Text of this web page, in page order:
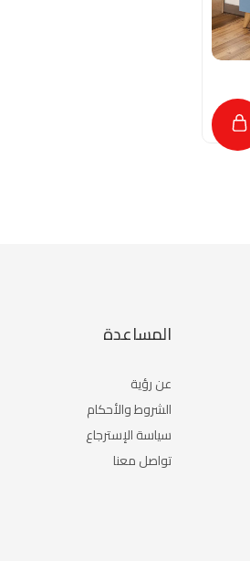
المساعدة
عن رؤية
الشروط والأحكام
سياسة الإسترجاع
تواصل معنا